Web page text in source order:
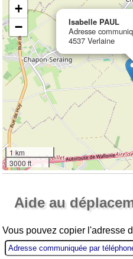
Isabelle PAUL
Adresse
4537 Verlaine
+
−
1 km
3000 ft
Aide au
Vous pouvez copier l'adresse